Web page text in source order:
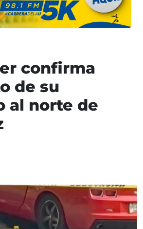
confirma
de su
al norte de